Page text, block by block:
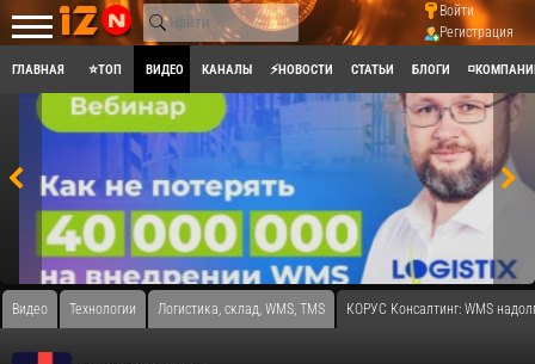
Войти
Регистрация
ГЛАВНАЯ ⭐ТОП ВИДЕО КАНАЛЫ ⚡НОВОСТИ СТАТЬИ БЛОГИ
Видео Технологии Логистика, склад, WMS, TMS ​КОРУС Консалтинг: WMS